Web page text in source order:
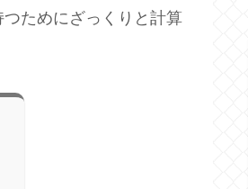
ためにざっくりと計算